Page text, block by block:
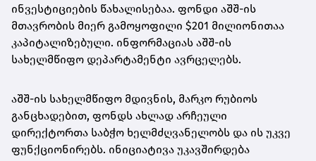
ინვესტიციების წახალისებაა. ფონდი აშშ-ის
მთავრობის მიერ გამოყოფილი $201 მილიონითაა
კაპიტალიზებული. ინფორმაციას აშშ-ის
სახელმწიფო დეპარტამენტი ავრცელებს.
აშშ-ის სახელმწიფო მდივნის, მარკო რუბიოს
განცხადებით, ფონდს ახლად არჩეული
დირექტორთა საბჭო ხელმძღვანელობს და ის უკვე
ფუნქციონირებს. ინიციატივა უკავშირდება